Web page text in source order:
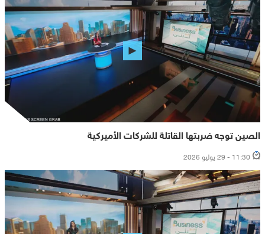
الصين توجه ضربتها القاتلة للشركات الأميركية
11:30 - 29 يوليو 2026